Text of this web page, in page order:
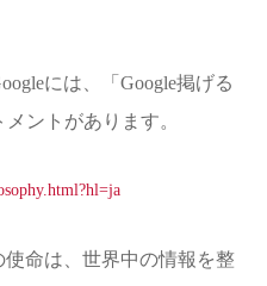
には、「Google掲げる
ントがあります。
使命は、世界中の情報を整